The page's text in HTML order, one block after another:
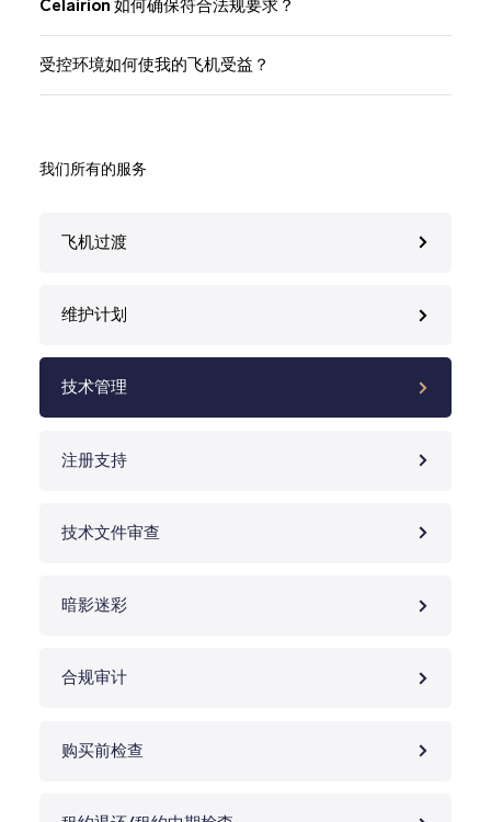
Celairion 如何确保符合法规要求？
受控环境如何使我的飞机受益？
我们所有的服务
飞机过渡
维护计划
技术管理
注册支持
技术文件审查
暗影迷彩
合规审计
购买前检查